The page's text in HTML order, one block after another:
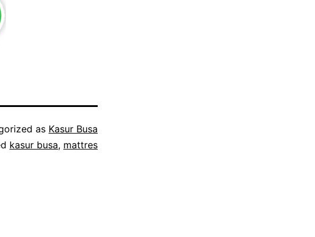
as Kasur Busa
kasur busa, mattres